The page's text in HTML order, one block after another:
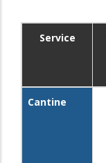
Service
Cantine